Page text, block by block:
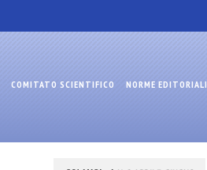
COMITATO SCIENTIFICO NORME EDITORIALI